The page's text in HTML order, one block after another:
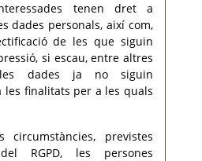
tenen dret a
dades personals, així com,
de les que siguin
si escau, entre altres
dades ja no siguin
les finalitats per a les quals
circumstàncies, previstes
RGPD, les persones